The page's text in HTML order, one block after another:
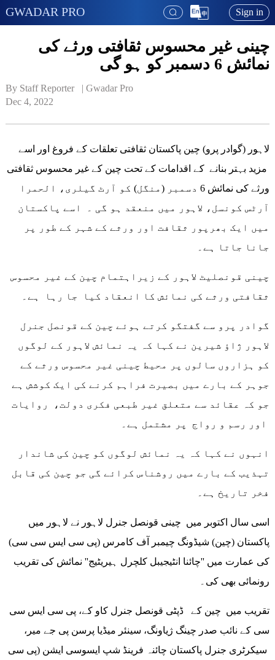
GWADAR PRO Sign in
چینی غیر محسوس ثقافتی ورثے کی
نمائش 6 دسمبر کو ہو گی
By Staff Reporter   | Gwadar Pro
Dec 4, 2022
لاہور (گوادر پرو) چین پاکستان ثقافتی تعلقات کے فروغ اور اسے
مزید بہتر بنانے کے اقدامات کے تحت چین کے غیر محسوس ثقافتی
ورثے کی نمائش 6 دسمبر (منگل) کو آرٹ گیلری، الحمرا
آرٹس کونسل، لاہور میں منعقد ہو گی ۔ اسے پاکستان
میں ایک بھرپور ثقافت اور ورثے کے شہر کے طور پر
جانا جاتا ہے۔
چینی قونصلیٹ لاہور کے زیراہتمام چین کے غیر محسوس
ثقافتی ورثے کی نمائش کا انعقاد کیا جا رہا ہے۔
گوادر پرو سے گفتگو کرتے ہوئے چین کے قونصل جنرل
لاہور ژاؤ شیرین نے کہا کہ یہ نمائش لاہور کے لوگوں
کو ہزاروں سالوں پر محیط چینی غیر محسوس ورثے کے
جوہر کے بارے میں بصیرت فراہم کرنے کی ایک کوشش ہے
جو کہ عقائد سے متعلق غیر طبعی فکری دولت، روایات
انہوں نے کہا کہ یہ نمائش لوگوں کو چین کی شاندار
تہذیب کے بارے میں روشناس کرائے گی جو چین کی قابل
فخر تاریخ ہے۔
اسی سال اکتوبر میں چینی قونصل جنرل لاہور نے لاہور میں
پاکستان (چین) شیڈونگ چیمبر آف کامرس (پی سی ایس سی سی)
کی عمارت میں ''چائنا انٹیجیبل کلچرل ہیریٹیج'' نمائش کی تقریب
رونمائی بھی کی۔
تقریب میں چین کے ڈپٹی قونصل جنرل کاو کے، پی سی ایس سی
سی کے نائب صدر چینگ ژیاونگ، سینئر میڈیا پرسن پی جے میر،
سیکرٹری جنرل پاکستان چائنہ فرینڈ شپ ایسوسی ایشن (پی سی